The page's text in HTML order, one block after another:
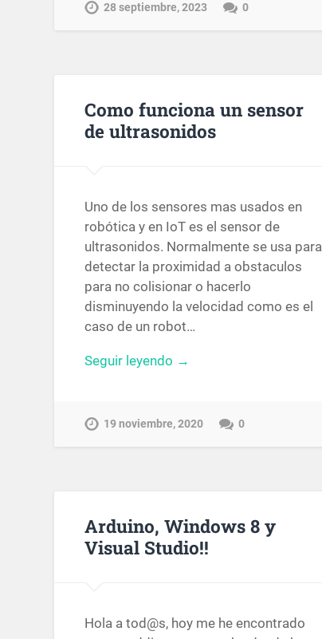
28 septiembre, 2023 0
Como funciona un sensor
de ultrasonidos
Uno de los sensores mas usados en
robótica y en IoT es el sensor de
ultrasonidos. Normalmente se usa para
detectar la proximidad a obstaculos
para no colisionar o hacerlo
disminuyendo la velocidad como es el
caso de un robot…
Seguir leyendo →
19 noviembre, 2020 0
Arduino, Windows 8 y
Visual Studio!!
Hola a tod@s, hoy me he encontrado